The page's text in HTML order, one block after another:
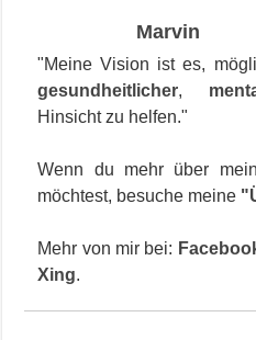
Marvin
"Meine Vision ist es,
gesundheitlicher,
Hinsicht zu helfen."
Wenn du mehr über
möchtest, besuche meine
Mehr von mir bei:
Xing.